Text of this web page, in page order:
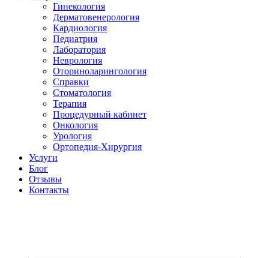
Гинекология
Дерматовенерология
Кардиология
Педиатрия
Лаборатория
Неврология
Оториноларингология
Справки
Стоматология
Терапия
Процедурный кабинет
Онкология
Урология
Ортопедия-Хирургия
Услуги
Блог
Отзывы
Контакты